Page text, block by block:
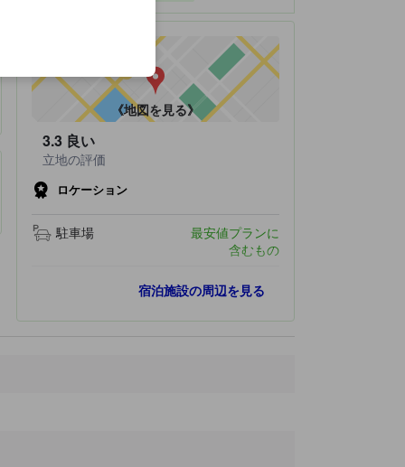
《地図を見る》
3.3 良い
立地の評価
ロケーション
駐車場
最安値プランに
含むもの
宿泊施設の周辺を見る